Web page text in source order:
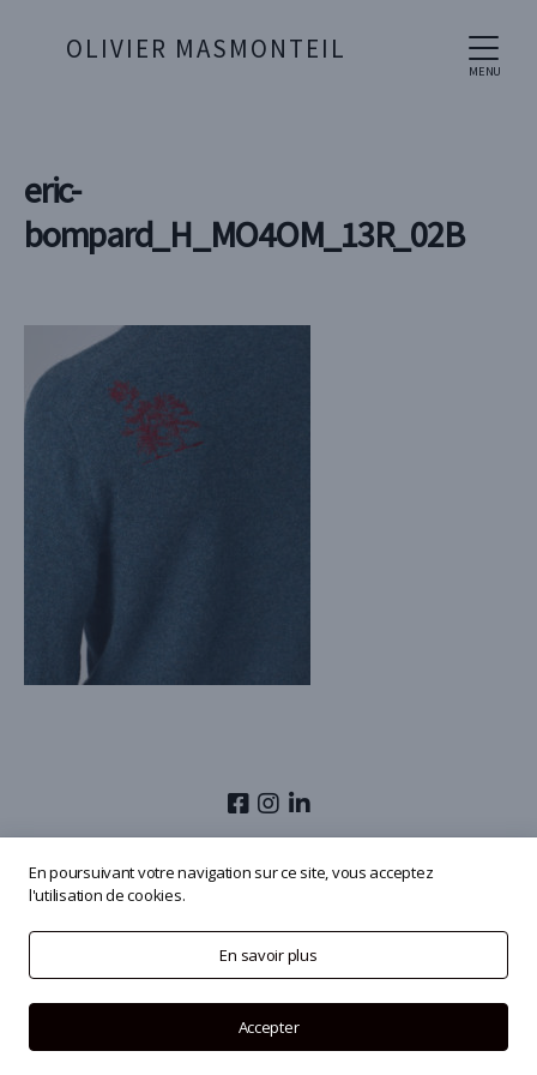
MENU
OLIVIER MASMONTEIL
eric-
bompard_H_MO4OM_13R_02B
En poursuivant votre navigation sur ce site, vous acceptez
l'utilisation de cookies.
En savoir plus
Accepter